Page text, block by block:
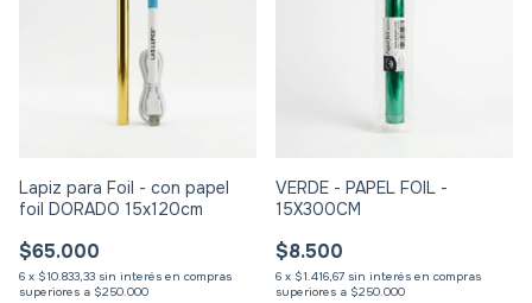
Lapiz para Foil - con papel
foil DORADO 15x120cm
$65.000
6 x $10.833,33 sin interés
VERDE - PAPEL FOIL -
15X300CM
$8.500
6 x $1.416,67 sin interés